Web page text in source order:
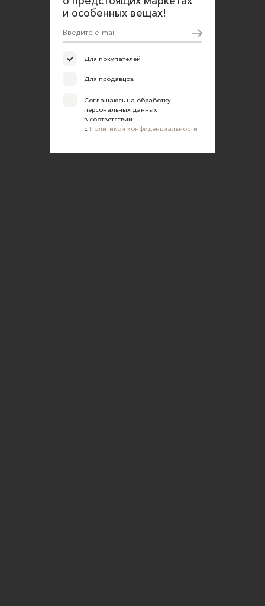
и особенных вещах!
Для покупателей
Для продавцов
Соглашаюсь на обработку
персональных данных
в соответствии
с Политикой конфиденциальности